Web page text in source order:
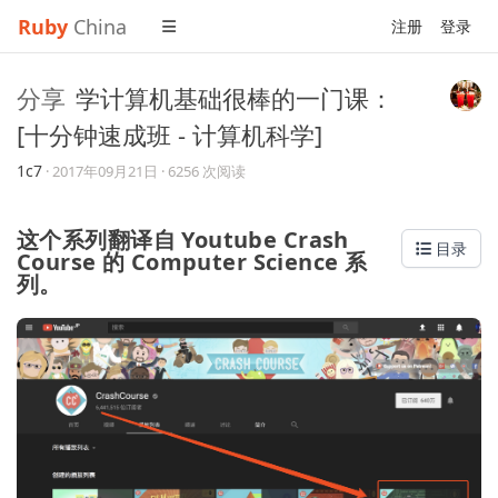
Ruby China 注册 登录
分享 学计算机基础很棒的一门课：
[十分钟速成班 - 计算机科学]
1c7 ·2017年09月21日 · 6256 次阅读
目录
这个系列翻译自 Youtube Crash
Course 的 Computer Science 系
列。